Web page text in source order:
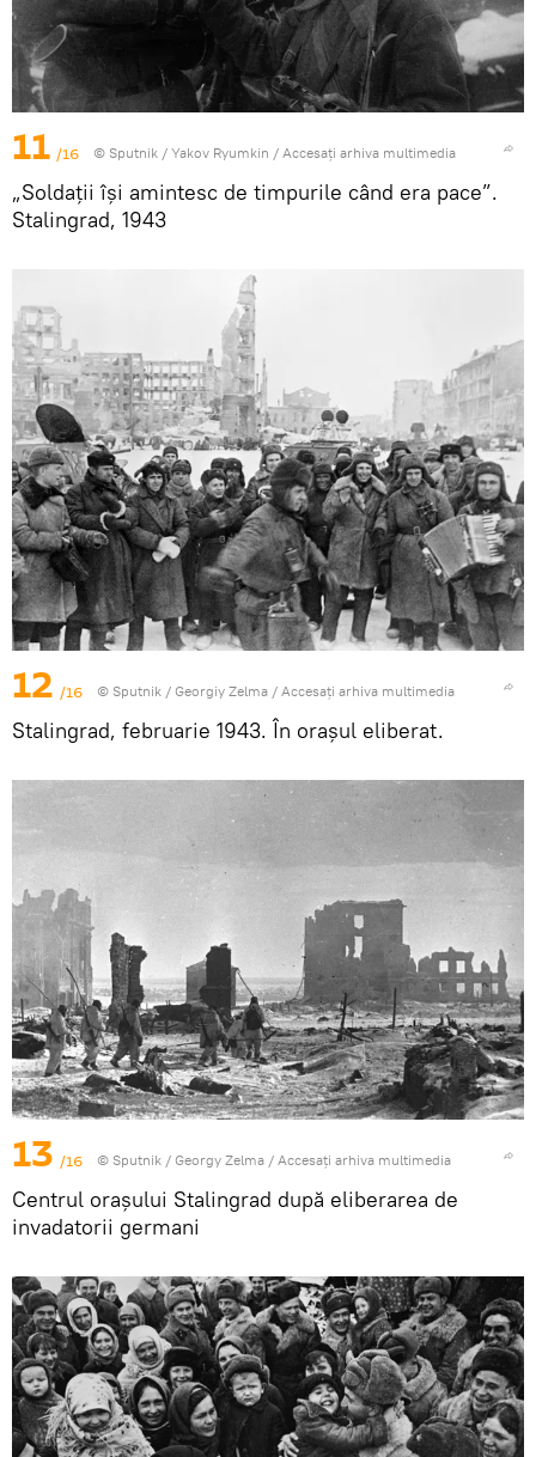
11 /16 © Sputnik / Yakov Ryumkin / Accesați arhiva multimedia
„Soldații își amintesc de timpurile când era pace”.
Stalingrad, 1943
12 /16 © Sputnik / Georgiy Zelma / Accesați arhiva multimedia
Stalingrad, februarie 1943. În orașul eliberat.
13 /16 © Sputnik / Georgy Zelma / Accesați arhiva multimedia
Centrul orașului Stalingrad după eliberarea de
invadatorii germani